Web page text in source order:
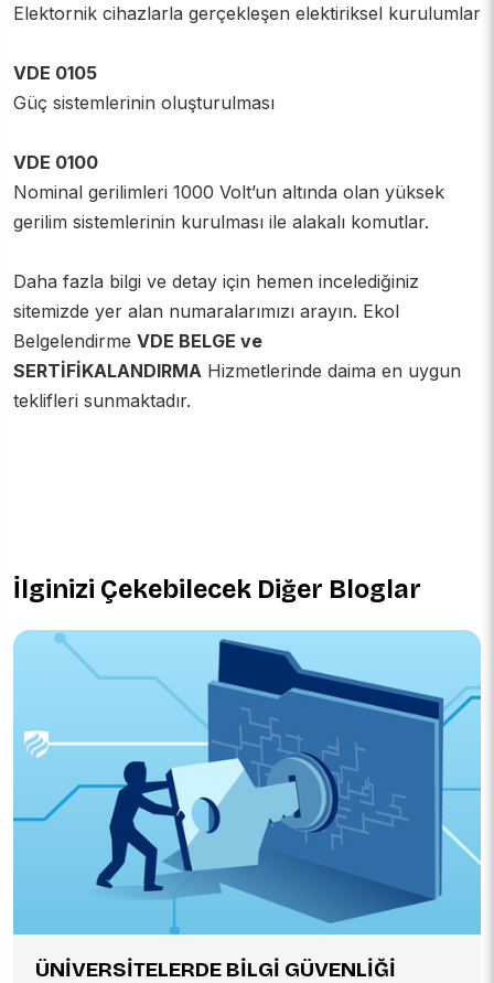
Elektornik cihazlarla gerçekleşen elektiriksel kurulumlar
VDE 0105
Güç sistemlerinin oluşturulması
VDE 0100
Nominal gerilimleri 1000 Volt’un altında olan yüksek
gerilim sistemlerinin kurulması ile alakalı komutlar.
Daha fazla bilgi ve detay için hemen incelediğiniz
sitemizde yer alan numaralarımızı arayın. Ekol
Belgelendirme VDE BELGE ve
SERTİFİKALANDIRMA Hizmetlerinde daima en uygun
teklifleri sunmaktadır.
İlginizi Çekebilecek Diğer Bloglar
ÜNİVERSİTELERDE BİLGİ GÜVENLİĞİ